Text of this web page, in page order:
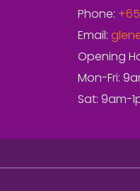
Phone:
Email:
Opening
Mon-Fri:
Sat: 9am-